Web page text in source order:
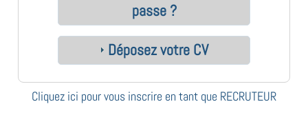
passe ?
Déposez votre CV
Cliquez ici pour vous inscrire en tant que RECRUTEUR